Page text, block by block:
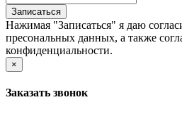
Записаться
Нажимая "Записаться" я даю
пресональных данных, а также
конфиденциальности.
×
Заказать звонок